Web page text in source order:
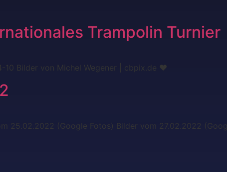
Trampolin Turnier
Bilder von Michel Wegener | cbpix.de ❤
25.02.2022 (Google Fotos) Bilder vom 27.02.2022